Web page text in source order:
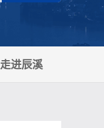
走进辰溪